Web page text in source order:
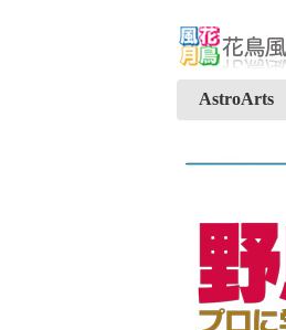
AstroArts